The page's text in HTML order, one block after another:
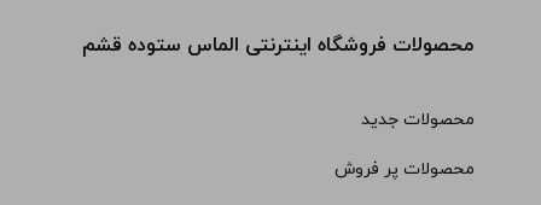
محصولات فروشگاه اینترنتی الماس ستوده قشم
محصولات جدید
محصولات پر فروش